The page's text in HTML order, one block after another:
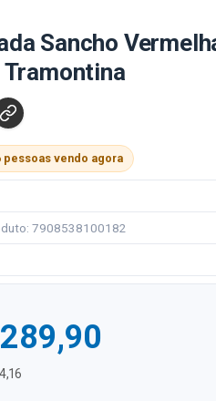
Sancho
pessoas vendo agora
7908538100182